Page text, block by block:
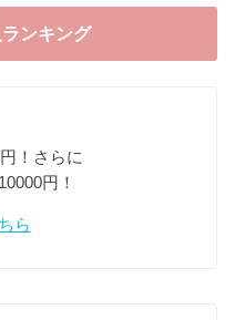
ンキング
！さらに
円！
ら